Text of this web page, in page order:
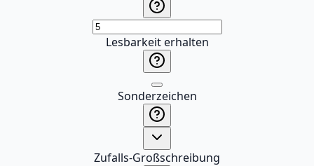
Lesbarkeit erhalten
Sonderzeichen
Zufalls-Großschreibung